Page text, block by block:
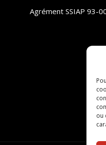
ou
Agrément SSIAP 93-